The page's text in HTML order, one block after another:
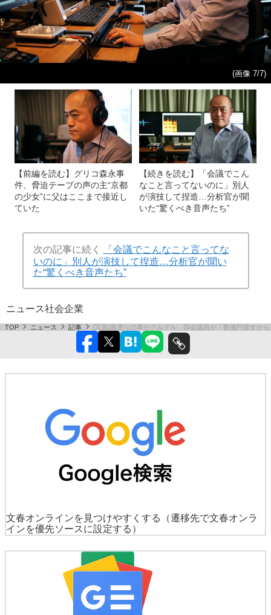
(画像 7/7)
【前編を読む】グリコ森永事
件、脅迫テープの声の主“京都
の少女”に父はここまで接近し
ていた
【続きを読む】「会議でこん
なこと言ってないのに」別人
が演技して捏造…分析官が聞
いた“驚くべき音声たち”
次の記事に続く
「会議でこんなこと言ってな
いのに」別人が演技して捏造…分析官が聞い
た“驚くべき音声たち”
ニュース社会企業
TOP ニュース 記事 [写真]黒塗りの車がグルグル、国会議員が「数億円渡すか
文春オンラインを見つけやすくする
（遷移先で文春オンラ
インを優先ソースに設定する）